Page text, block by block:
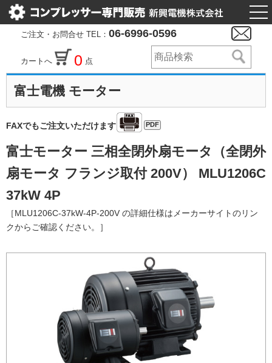
ご注文・お問合せ TEL： 06-6996-0596
カートへ 0 点
富士電機 モーター
FAXでもご注文いただけます PDF
富士モーター 三相全閉外扇モータ（全閉外
扇モータ フランジ取付 200V） MLU1206C
37kW 4P
［MLU1206C-37kW-4P-200V の詳細仕様はメーカーサイトのリン
クからご確認ください。］